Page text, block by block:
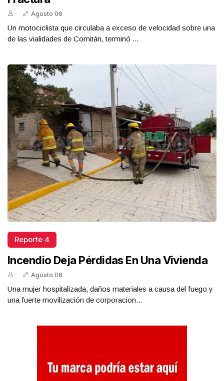
Agosto 06
Un motociclista que circulaba a exceso de velocidad sobre una
de las vialidades de Comitán, terminó ...
Reporte 4
Incendio Deja Pérdidas En Una Vivienda
Agosto 06
Una mujer hospitalizada, daños materiales a causa del fuego y
una fuerte movilización de corporacion...